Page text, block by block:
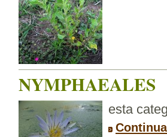
NYMPHAEALES
esta